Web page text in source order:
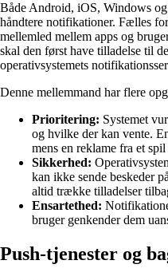
Både Android, iOS, Windows og
håndtere notifikationer. Fælles
mellemled mellem apps og
skal den først have tilladelse til
operativsystemets
Denne mellemmand har flere
Prioritering: Systemet
og hvilke der kan vente.
mens en reklame fra et
Sikkerhed:
kan ikke sende beskeder
altid trække tilladelser
Ensartethed:
bruger genkender dem
Push-tjenester og